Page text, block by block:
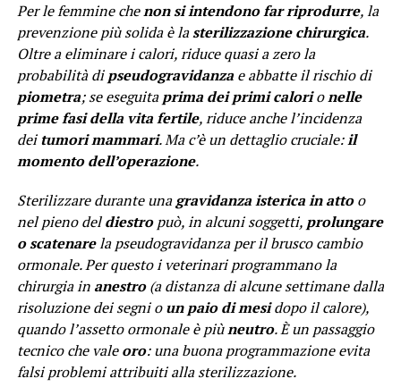
Per le femmine chenon si intendono far riprodurre, la
prevenzione più solida è lasterilizzazione chirurgica.
Oltre a eliminare i calori, riduce quasi a zero la
probabilità dipseudogravidanzae abbatte il rischio di
piometra; se eseguitaprima dei primi calorionelle
prime fasi della vita fertile, riduce anche l’incidenza
deitumori mammari. Ma c’è un dettaglio cruciale:il
momento dell’operazione.
Sterilizzare durante unagravidanza isterica in attoo
nel pieno deldiestropuò, in alcuni soggetti, prolungare
o scatenarela pseudogravidanza per il brusco cambio
ormonale. Per questo i veterinari programmano la
chirurgia in anestro(a distanza di alcune settimane dalla
risoluzione dei segni oun paio di mesidopo il calore),
quando l’assetto ormonale è piùneutro. È un passaggio
tecnico che valeoro: una buona programmazione evita
falsi problemi attribuiti alla sterilizzazione.